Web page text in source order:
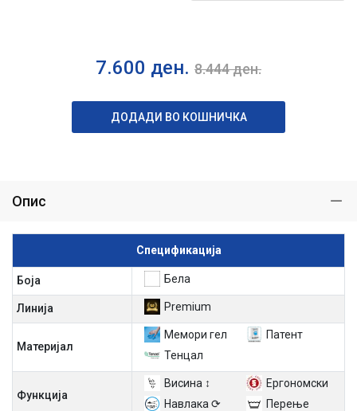
7.600 ден. 8.444ден.
ДОДАДИ ВО КОШНИЧКА
Опис
Спецификација
Боја Бела
Линија Premium
Материјал
Мемори гел
Патент
Тенцал
Функција
Висина ↕
Ергономски
Навлака ⟳
Перење